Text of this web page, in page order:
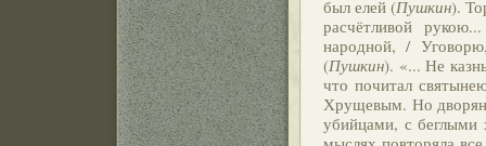
был елей (Пушкин).
расчётливой
народной, /
(Пушкин). «... Не
что почитал
Хрущевым. Но
убийцами, с